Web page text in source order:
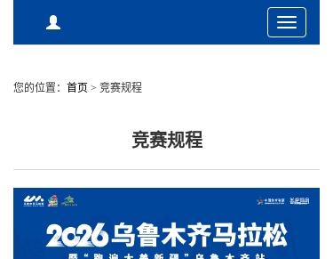
Toggle
您的位置： 首页 > 竞赛规程
竞赛规程